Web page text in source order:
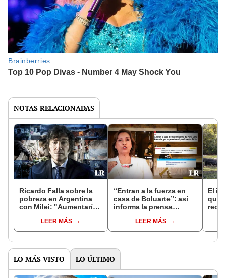
NOTAS RELACIONADAS
Ricardo Falla sobre la
pobreza en Argentina
con Milei: "Aumentaría a
LEER MÁS
“Entran a la fuerza en
casa de Boluarte”: así
informa la prensa
allanamiento
LEER MÁS
El
que
asno
LO MÁS VISTO LO ÚLTIMO